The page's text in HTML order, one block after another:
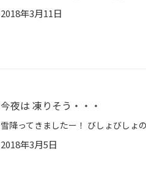
2018年3月11日
今夜は 凍りそう・・・
2018年3月5日